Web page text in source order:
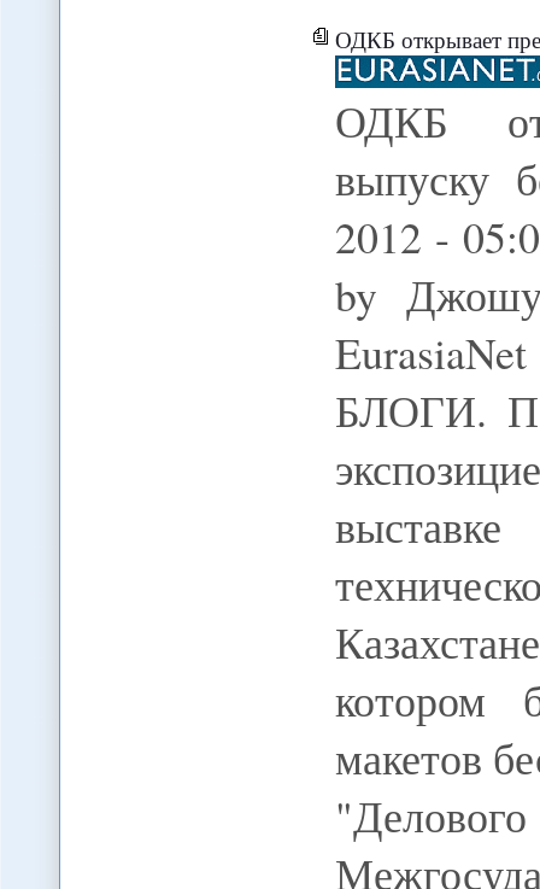
ОДКБ открывает
ОДКБ
выпуску
2012 -
by
БЛОГИ.
котором
макетов